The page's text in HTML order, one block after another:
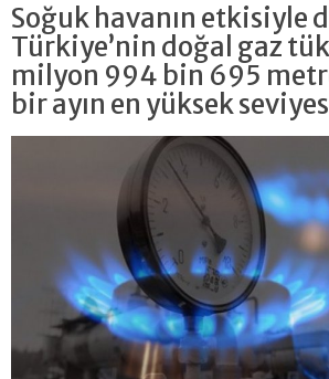
Soğuk havanın etkisiyle
Türkiye’nin doğal gaz
milyon 994 bin 695
bir ayın en yüksek